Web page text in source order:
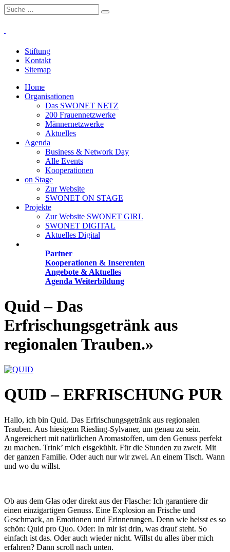
Stiftung
Kontakt
Sitemap
Home
Organisationen
Das SWONET NETZ
200 Frauen­netzwerke
Männernetzwerke
Aktuelles
Agenda
Business & Network Day
Alle Events
Kooperationen
on Stage
Zur Website
SWONET ON STAGE
Projekte
Zur Website SWONET GIRL
SWONET DIGITAL
Aktuelles Digital
Partner
Kooperationen & Inserenten
Angebote & Aktuelles
Agenda Weiterbildung
Quid – Das
Erfrischungsgetränk aus
regionalen Trauben.»
QUID – ERFRISCHUNG PUR
Hallo, ich bin Quid. Das Erfrischungsgetränk aus regionalen
Trauben. Aus hiesigem Riesling-Sylvaner, um genau zu sein.
Angereichert mit natürlichen Aromastoffen, um den Genuss perfekt
zu machen. Trink’ mich eisgekühlt. Für die Stunden zu zweit. Mit
der ganzen Familie. Oder auch nur wir zwei. An einem Tisch. Wann
und wo du willst.
Ob aus dem Glas oder direkt aus der Flasche: Ich garantiere dir
einen einzigartigen Genuss. Eine Explosion an Frische und
Geschmack, an Emotionen und Erinnerungen. Denn wie heisst es so
schön: Quid pro Quo. Oder: In mir ist drin, was drauf steht. So
einfach ist das. Oder auch wieder nicht. Willst du alles über mich
erfahren? Dann scroll nach unten.